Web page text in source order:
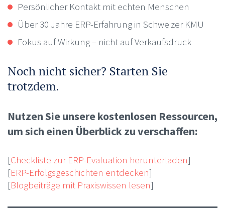
Persönlicher Kontakt mit echten Menschen
Über 30 Jahre ERP-Erfahrung in Schweizer KMU
Fokus auf Wirkung – nicht auf Verkaufsdruck
Noch nicht sicher? Starten Sie
trotzdem.
Nutzen Sie unsere kostenlosen Ressourcen,
um sich einen Überblick zu verschaffen:
[Checkliste zur ERP-Evaluation herunterladen]
[ERP-Erfolgsgeschichten entdecken]
[Blogbeiträge mit Praxiswissen lesen]